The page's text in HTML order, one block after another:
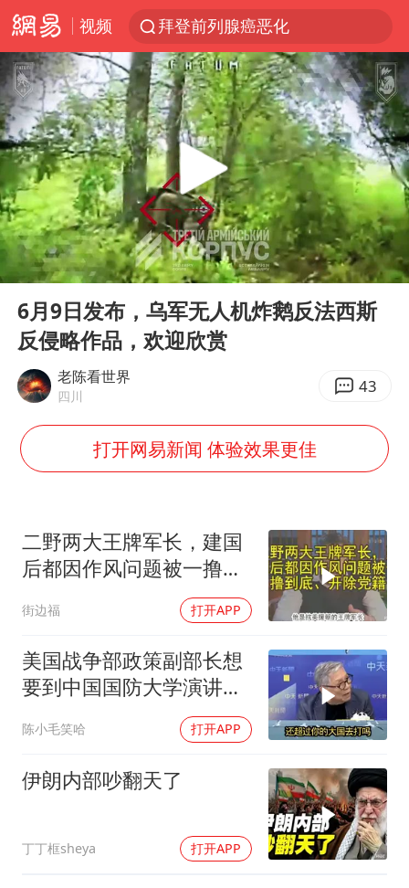
视频
拜登前列腺癌恶化
“白海豚”逼近浙闽沿海
光影经济撬动暑期消费新蓝海
白海豚10级风圈已触及浙江台州
“伊斯兰版北约”出现
外国游客的“中国游三件套”火了
上海大部迎大暴雨
以军士兵把枪口对准中国记者
谢霆锋演唱会隔空祝王菲生日快乐
方桃子代言广告视频已下架
辽宁省深化扫黑除恶专项斗争
一周大涨超7% 金价为何突然上涨
生产也能“拼单”了
央视新主播李秋莹孙亚鹏亮相
情侣在平潭拍日出时坠崖致一死一伤
乐享全民健身 共筑健康中国
Play
00:00 01:09
6月9日发布，乌军无人机炸鹅反法西斯
反侵略作品，欢迎欣赏
老陈看世界
四川 43
打开网易新闻 体验效果更佳
二野两大王牌军长，建国
后都因作风问题被一撸到
街边福 打开APP
美国战争部政策副部长想
要到中国国防大学演讲？
陈小毛笑哈 打开APP
伊朗内部吵翻天了
丁丁框sheya 打开APP